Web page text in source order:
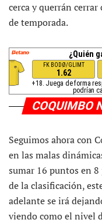
cerca y querrán
de temporada.
COQUIMBO
Seguimos ahora con
en las malas
sumar 16 puntos en
de la clasificación,
adelante se irá
viendo como el nivel